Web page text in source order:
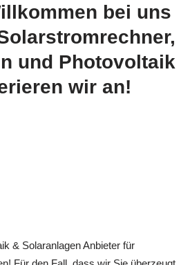
bei uns
und Photovoltaik
wir an!
& Solaranlagen Anbieter für